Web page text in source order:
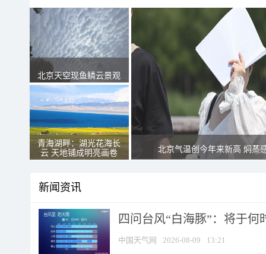
北京天空现鱼鳞云景观
青海湖畔：湖光花海长
云 天地铺成明亮画卷
北京气温创今年来新高 焖蒸
新闻资讯
四问台风“白海豚”：将于
中国天气网 2026-08-09 13:21